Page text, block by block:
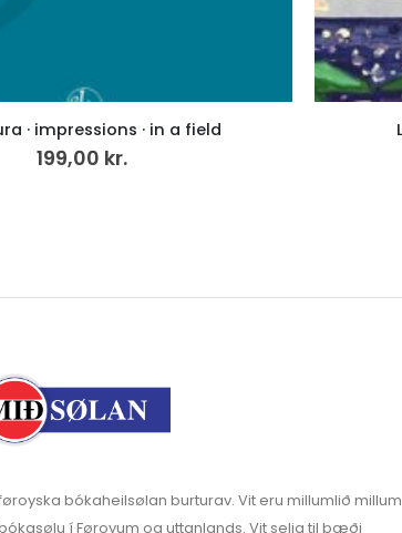
– Sólja og Súla á sólferð
50,00 kr.
bókaheilsølan burturav. Vit eru millumlið millum
í Føroyum og uttanlands. Vit selja til bæði